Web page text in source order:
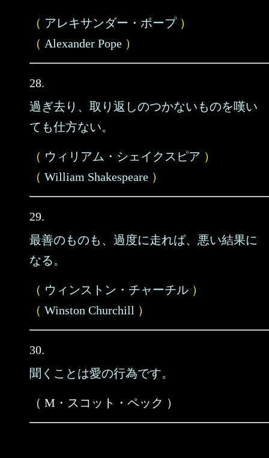
（ アレキサンダー・ポープ）
（ Alexander Pope ）
28.
過ぎ去り、取り返しのつかないものを嘆い
ても仕方ない。
（ ウィリアム・シェイクスピア ）
（ William Shakespeare ）
29.
最善のものも、過度に走れば、悪い結果に
なる。
（ ウィンストン・チャーチル ）
（ Winston Churchill ）
30.
聞くことは愛の行為です。
（ M・スコット・ペック ）